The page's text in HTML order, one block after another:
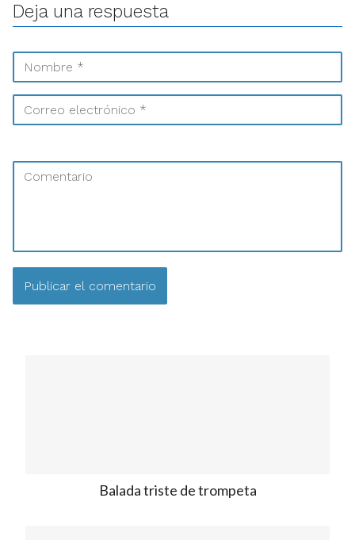
Deja una respuesta
Balada triste de trompeta